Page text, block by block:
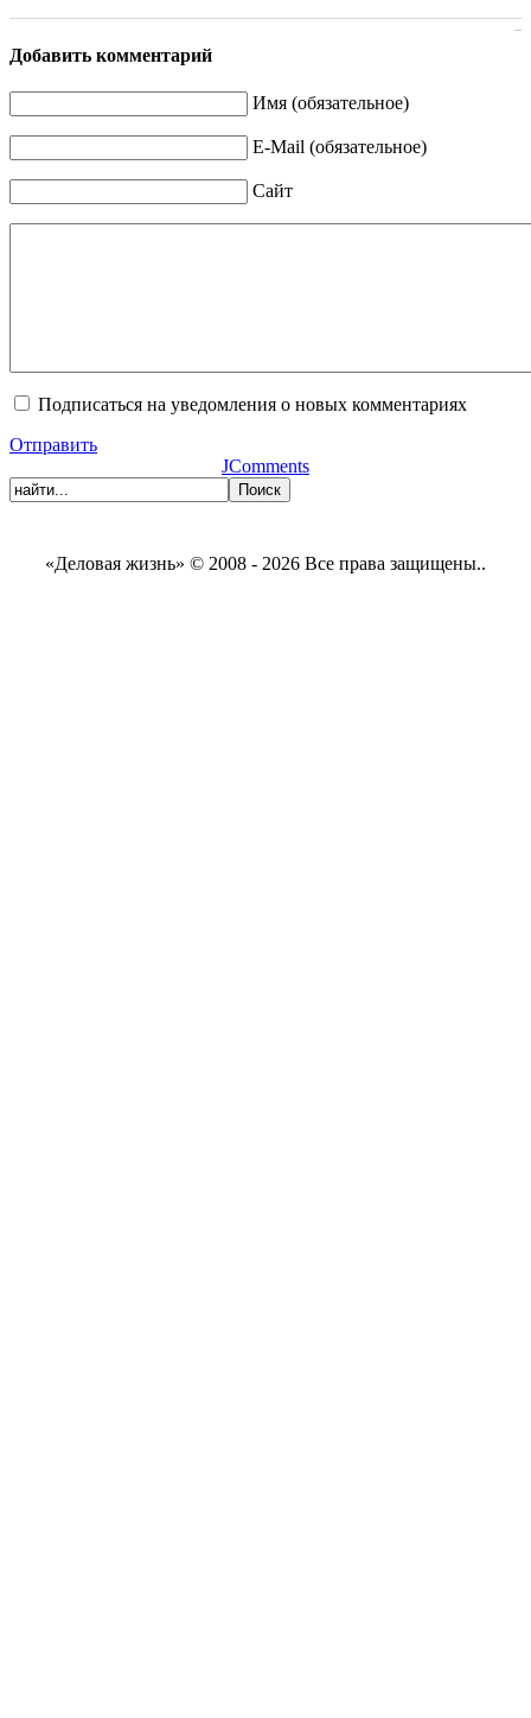
Добавить комментарий
Имя (обязательное)
E-Mail (обязательное)
Сайт
Подписаться на уведомления о новых комментариях
Отправить
JComments
«Деловая жизнь» © 2008 - 2026 Все права защищены..